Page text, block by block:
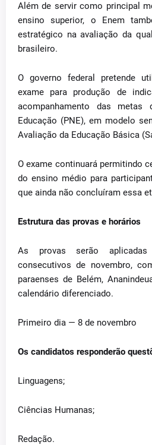
Além de servir como principal
ensino superior, o Enem
estratégico na avaliação da
brasileiro.
O governo federal pretende
exame para produção de
acompanhamento das
Educação (PNE), em modelo
Avaliação da Educação Básica
O exame continuará permitindo
do ensino médio para
que ainda não concluíram essa
Estrutura das provas e horários
As provas serão
consecutivos de novembro,
paraenses de Belém,
calendário diferenciado.
Primeiro dia — 8 de novembro
Os candidatos responderão
Linguagens;
Ciências Humanas;
Redação.